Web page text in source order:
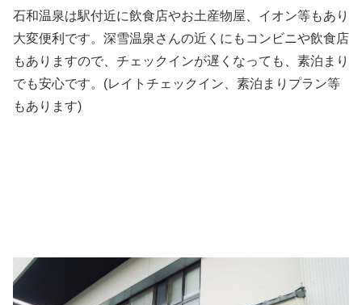
石和温泉は駅付近に飲食店やお土産物屋、イオン等もあり
大変便利です。深雪温泉さんの近くにもコンビニや飲食店
もありますので、チェックインが遅くなっても、素泊まり
でも安心です。 (レイトチェックイン、素泊まり プラン等
もあります)